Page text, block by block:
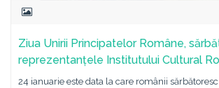
Ziua Unirii Principatelor Române,
reprezentanțele Institutului Cultural
24 ianuarie este data la care românii